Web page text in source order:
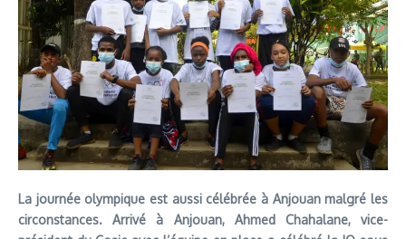
La journée olympique est aussi célébrée à Anjouan malgré les
circonstances. Arrivé à Anjouan, Ahmed Chahalane, vice-